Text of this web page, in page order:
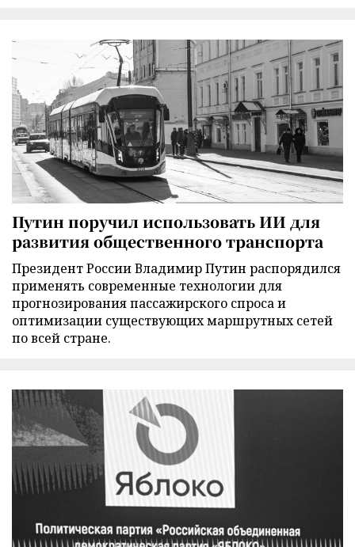
Путин поручил использовать ИИ для
развития общественного транспорта
Президент России Владимир Путин распорядился
применять современные технологии для
прогнозирования пассажирского спроса и
оптимизации существующих маршрутных сетей
по всей стране.